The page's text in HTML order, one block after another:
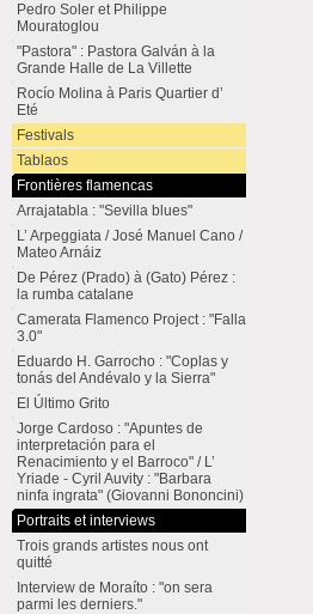
Pedro Soler et Philippe
Mouratoglou
"Pastora" : Pastora Galván à la
Grande Halle de La Villette
Rocío Molina à Paris Quartier d’
Eté
Festivals
Tablaos
Frontières flamencas
Arrajatabla : "Sevilla blues"
L’ Arpeggiata / José Manuel Cano /
Mateo Arnáiz
De Pérez (Prado) à (Gato) Pérez :
la rumba catalane
Camerata Flamenco Project : "Falla
3.0"
Eduardo H. Garrocho : "Coplas y
tonás del Andévalo y la Sierra"
El Último Grito
Jorge Cardoso : "Apuntes de
interpretación para el
Renacimiento y el Barroco" / L’
Yriade - Cyril Auvity : "Barbara
ninfa ingrata" (Giovanni Bononcini)
Portraits et interviews
Trois grands artistes nous ont
quitté
Interview de Moraíto : "on sera
parmi les derniers."